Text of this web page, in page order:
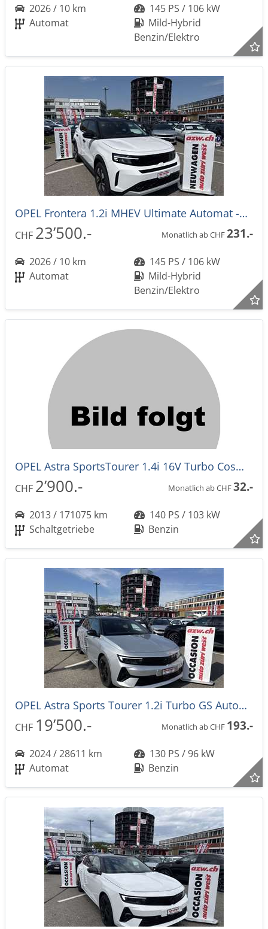
2026 / 10 km
145 PS / 106 kW
Automat
Mild-Hybrid
Benzin/Elektro
OPEL Frontera 1.2i MHEV Ultimate Automat -28%
CHF 23’500.- Monatlich ab CHF231.-
2026 / 10 km
145 PS / 106 kW
Automat
Mild-Hybrid
Benzin/Elektro
OPEL Astra SportsTourer 1.4i 16V Turbo Cosmo EXPORT
CHF 2’900.- Monatlich ab CHF32.-
2013 / 171075 km
140 PS / 103 kW
Schaltgetriebe
Benzin
OPEL Astra Sports Tourer 1.2i Turbo GS Automat
CHF 19’500.- Monatlich ab CHF 193.-
2024 / 28611 km
130 PS / 96 kW
Automat
Benzin